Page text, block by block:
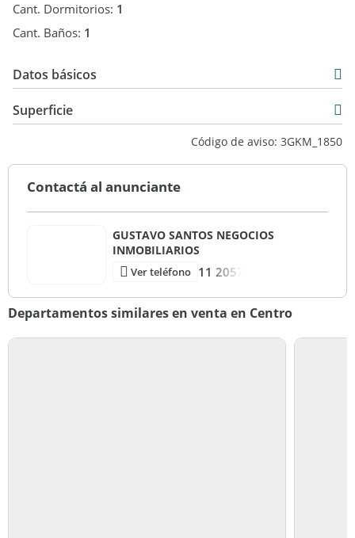
Cant. Dormitorios: 1
Cant. Baños: 1
Datos básicos
Venta
Superficie
Código de aviso: 3GKM_1850
Contactá al anunciante
GUSTAVO SANTOS NEGOCIOS
INMOBILIARIOS
Ver teléfono 11 2057
Departamentos similares en venta en Centro